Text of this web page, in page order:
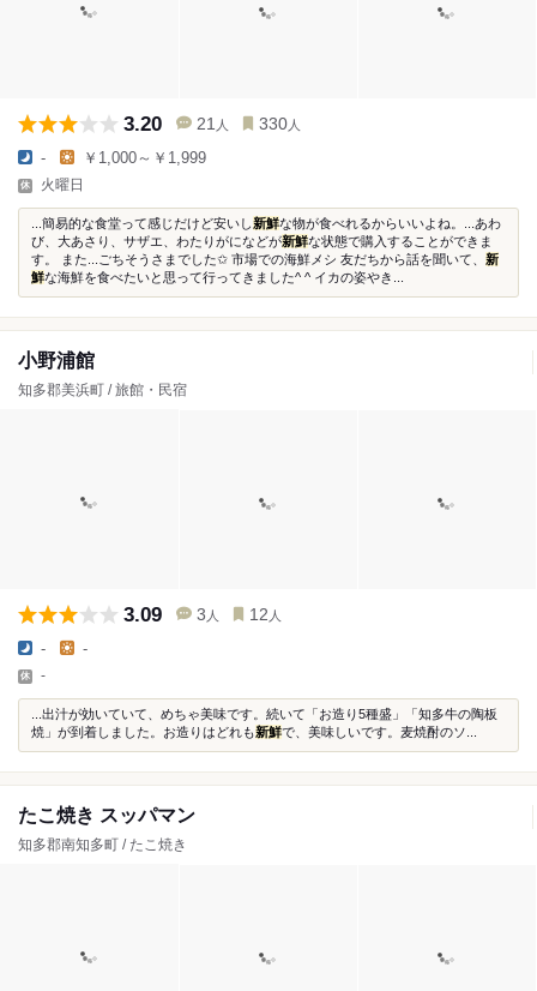
3.20 21 人 330 人
- ￥1,000～￥1,999
火曜日
...簡易的な食堂って感じだけど安いし新鮮な物が食べれるからいいよね。...あわ
び、大あさり、サザエ、わたりがになどが新鮮な状態で購入することができま
す。 また...ごちそうさまでした✩ 市場での海鮮メシ 友だちから話を聞いて、 新
鮮な海鮮を食べたいと思って行ってきました^ ^ イカの姿やき...
小野浦館
知多郡美浜町 / 旅館・民宿
3.09 3 人 12 人
- -
-
...出汁が効いていて、めちゃ美味です。続いて「お造り5種盛」「知多牛の陶板
焼」が到着しました。お造りはどれも新鮮で、美味しいです。麦焼酎のソ...
たこ焼き スッパマン
知多郡南知多町 / たこ焼き